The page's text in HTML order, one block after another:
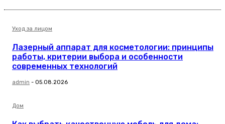
Уход за лицом
Лазерный аппарат для косметологии: принципы
работы, критерии выбора и особенности
современных технологий
admin - 05.08.2026
Дом